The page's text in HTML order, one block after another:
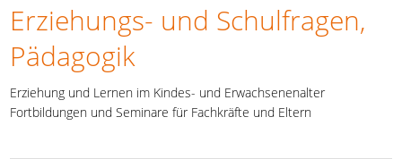
Erziehungs- und Schulfragen,
Pädagogik
Erziehung und Lernen im Kindes- und Erwachsenenalter
Fortbildungen und Seminare für Fachkräfte und Eltern